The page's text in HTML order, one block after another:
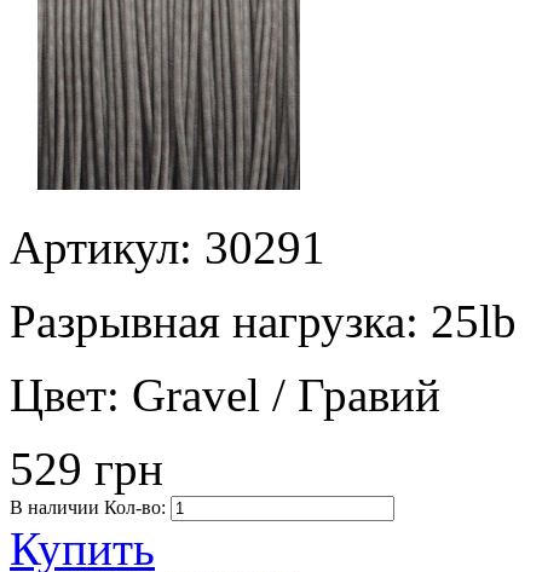
Артикул: 30291
Разрывная нагрузка: 25lb
Цвет: Gravel / Гравий
529 грн
В наличии Кол-во:
Купить